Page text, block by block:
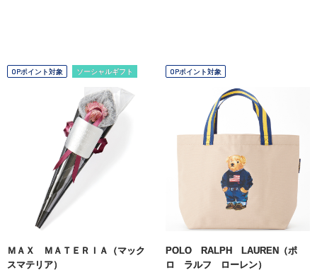
OPポイント対象 ソーシャルギフト
ＭＡＸ ＭＡＴＥＲＩＡ（マック
スマテリア）
OPポイント対象
POLO RALPH LAUREN（ポ
ロ ラルフ ローレン）